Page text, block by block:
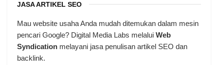
JASA ARTIKEL SEO
Mau website usaha Anda mudah ditemukan dalam mesin
pencari Google? Digital Media Labs melalui Web
Syndication melayani jasa penulisan artikel SEO dan
backlink.